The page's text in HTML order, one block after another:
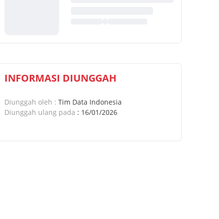
INFORMASI DIUNGGAH
Diunggah oleh : Tim Data Indonesia
Diunggah ulang pada : 16/01/2026